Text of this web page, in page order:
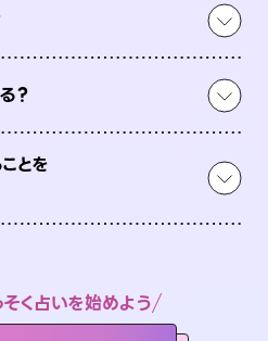
？
とを
く占いを始めよう